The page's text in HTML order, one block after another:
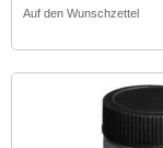
Auf den Wunschzettel